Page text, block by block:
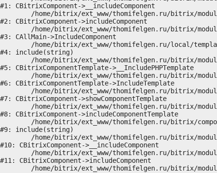
#1: CBitrixComponent->__includeComponent
#2: CBitrixComponent->includeComponent
#3: CAllMain->IncludeComponent
#4: include(string)
#5: CBitrixComponentTemplate->__IncludePHPTemplate
#6: CBitrixComponentTemplate->IncludeTemplate
#7: CBitrixComponent->showComponentTemplate
#8: CBitrixComponent->includeComponentTemplate
#9: include(string)
#10: CBitrixComponent->__includeComponent
#11: CBitrixComponent->includeComponent